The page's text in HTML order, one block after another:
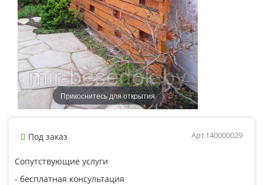
Прикоснитесь для открытия
Под заказ Арт.140000029
Сопутствующие услуги
- бесплатная консультация